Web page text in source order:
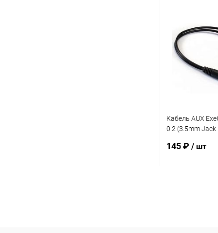
Купить в 1 клик
В избранное
Кабель AUX
0.2 (3.5mm
микрофон, 0,2м)
145 ₽ / шт
В избранное